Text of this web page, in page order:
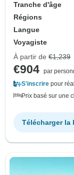
Tranche d'âge
Régions
Langue
Voyagiste
À partir de €1,239
€904 par
S'inscrire pour
Prix basé sur une
Télécharger la